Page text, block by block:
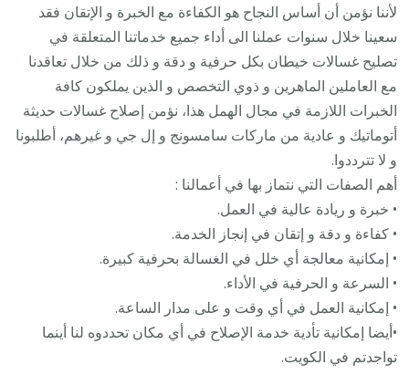
لأننا نؤمن أن أساس النجاح هو الكفاءة مع الخبرة و الإتقان فقد
سعينا خلال سنوات عملنا الى أداء جميع خدماتنا المتعلقة في
تصليح غسالات خيطان بكل حرفية و دقة و ذلك من خلال تعاقدنا
مع العاملين الماهرين و ذوي التخصص و الذين يملكون كافة
الخبرات اللازمة في مجال الهمل هذا، نؤمن إصلاح غسالات حديثة
أتوماتيك و عادية من ماركات سامسونج و إل جي و غيرهم، أطلبونا
و لا تترددوا.
أهم الصفات التي نتماز بها في أعمالنا :
• خبرة و ريادة عالية في العمل.
• كفاءة و دقة و إتقان في إنجاز الخدمة.
• إمكانية معالجة أي خلل في الغسالة بحرفية كبيرة.
• السرعة و الحرفية في الأداء.
• إمكانية العمل في أي وقت و على مدار الساعة.
•أيضا إمكانية تأدية خدمة الإصلاح في أي مكان تحددوه لنا أينما
تواجدتم في الكويت.